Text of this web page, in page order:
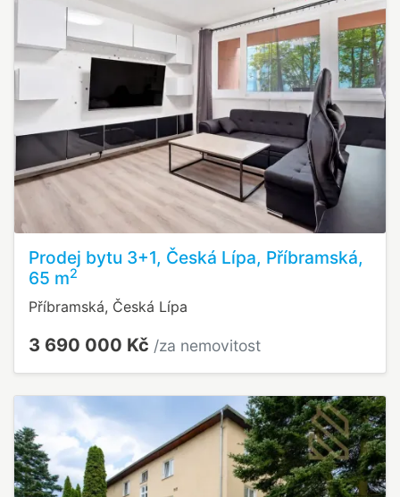
Prodej bytu 3+1, Česká Lípa, Příbramská,
65 m2
Příbramská, Česká Lípa
3 690 000 Kč /za nemovitost